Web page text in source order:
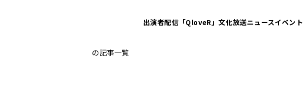
出演者配信「QloveR」文化放送ニュースイベント
の記事一覧